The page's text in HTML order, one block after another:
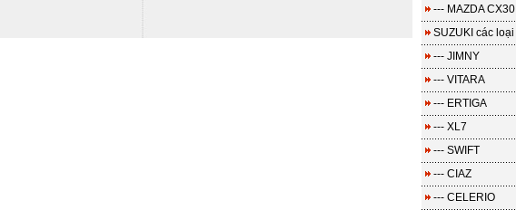
--- MAZDA CX30
SUZUKI các loại
--- JIMNY
--- VITARA
--- ERTIGA
--- XL7
--- SWIFT
--- CIAZ
--- CELERIO